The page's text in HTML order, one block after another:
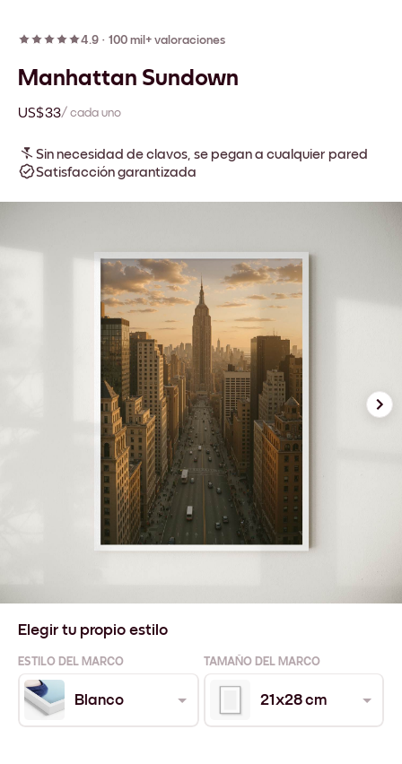
4.9 · 100 mil+ valoraciones
Manhattan Sundown
US$33/ cada uno
Sin necesidad de clavos, se pegan a cualquier pared
Satisfacción garantizada
Elegir tu propio estilo
ESTILO DEL MARCO TAMAÑO DEL MARCO
Blanco 21x28 cm